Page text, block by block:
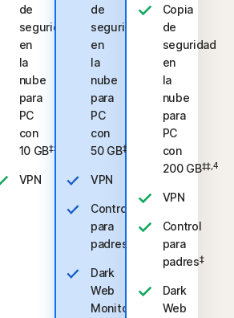
de
seguridad
en
la
nube
para
PC
con
10 GB‡‡,4
VPN
de
seguridad
en
la
nube
para
PC
con
50 GB‡‡,4
VPN
Control
para
padres
Dark
Web
Monitoring
Copia
de
seguridad
en
la
nube
para
PC
con
200 GB‡‡,4
VPN
Control
para
padres‡
Dark
Web